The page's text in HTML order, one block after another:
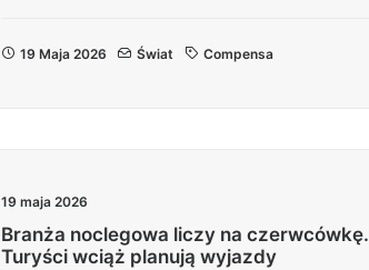
19 Maja 2026 Świat Compensa
19 maja 2026
Branża noclegowa liczy na czerwcówkę.
Turyści wciąż planują wyjazdy